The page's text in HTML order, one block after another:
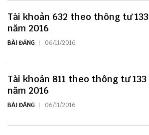
Tài khoản 632 theo thông tư 133
năm 2016
BÀI ĐĂNG 06/11/2016
Tài khoản 811 theo thông tư 133
năm 2016
BÀI ĐĂNG 06/11/2016